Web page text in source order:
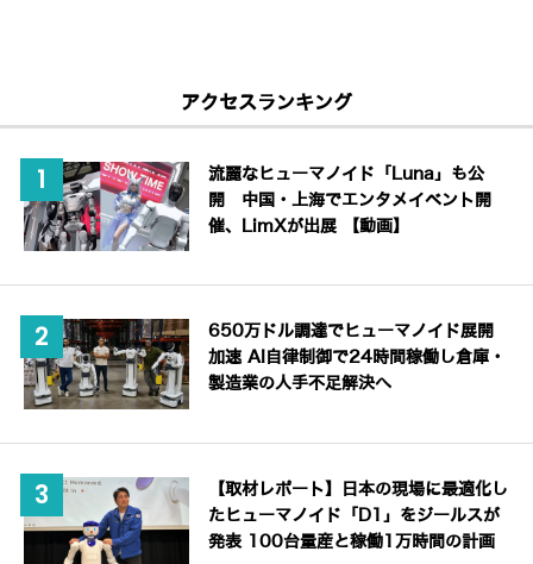
アクセスランキング
流麗なヒューマノイド「Luna」も公
開 中国・上海でエンタメイベント開
催、LimXが出展 【動画】
650万ドル調達でヒューマノイド展開
加速 AI自律制御で24時間稼働し倉庫・
製造業の人手不足解決へ
【取材レポート】日本の現場に最適化し
たヒューマノイド「D1」をジールスが
発表 100台量産と稼働1万時間の計画